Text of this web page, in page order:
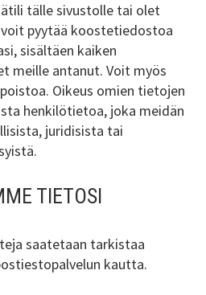
tälle sivustolle tai olet
pyytää koostetiedostoa
sisältäen kaiken
meille antanut. Voit myös
Oikeus omien tietojen
henkilötietoa, joka meidän
juridisista tai
TIETOSI
saatetaan tarkistaa
kautta.